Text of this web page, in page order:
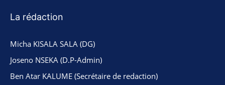
La rédaction
Micha KISALA SALA (DG)
Joseno NSEKA (D.P-Admin)
Ben Atar KALUME (Secrétaire de redaction)